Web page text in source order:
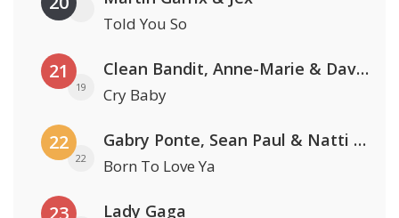
Told You So
21
19
Clean Bandit, Anne-Marie & David Guetta
Cry Baby
22
22
Gabry Ponte, Sean Paul & Natti Natasha
Born To Love Ya
Lady Gaga